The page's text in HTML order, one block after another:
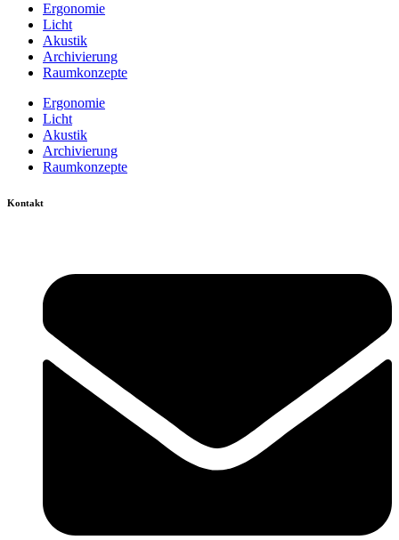
Ergonomie
Licht
Akustik
Archivierung
Raumkonzepte
Ergonomie
Licht
Akustik
Archivierung
Raumkonzepte
Kontakt